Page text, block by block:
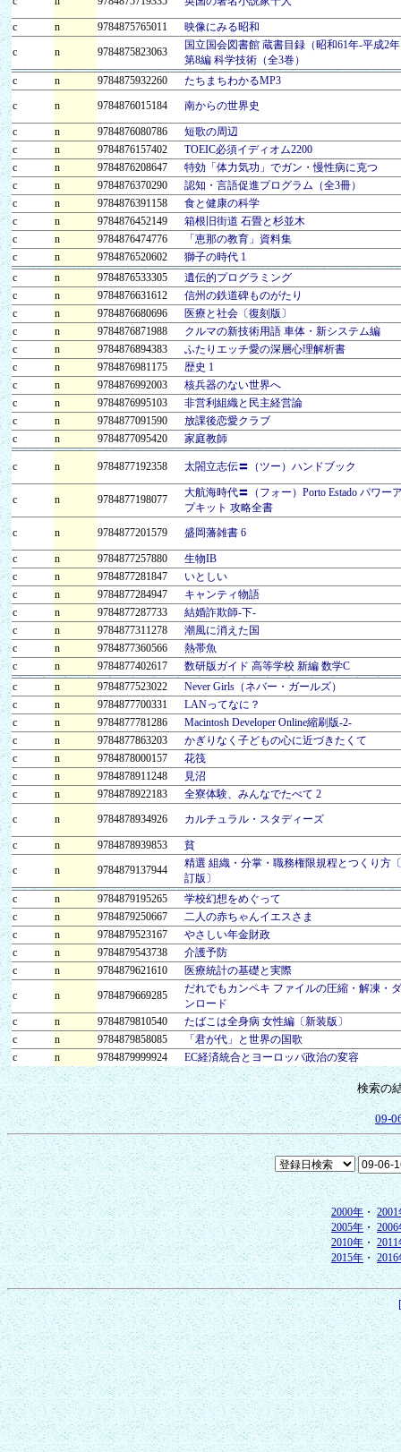
c n 9784875765011
映像にみる昭和
c
n 9784875823063
国立国会図書館 蔵書目録（昭和61年‐平成2
第8編 科学技術（全3巻）
c
n 9784875932260
たちまちわかるMP3
c
n 9784876015184 南からの世界史
c n 9784876080786
短歌の周辺
c
n 9784876157402
TOEIC必須イディオム2200
c
n 9784876208647
特効「体力気功」でガン・慢性病に克つ
c
n 9784876370290
認知・言語促進プログラム（全3冊）
c
n 9784876391158
食と健康の科学
c
n 9784876452149
箱根旧街道 石畳と杉並木
c
n 9784876474776
「恵那の教育」資料集
c
n 9784876520602
獅子の時代 1
c
n 9784876533305
遺伝的プログラミング
c
n 9784876631612
信州の鉄道碑ものがたり
c
n 9784876680696
医療と社会〔復刻版〕
c
n 9784876871988
クルマの新技術用語 車体・新システム編
c
n 9784876894383
ふたりエッチ愛の深層心理解析書
c
n 9784876981175
歴史 1
c
n 9784876992003
核兵器のない世界へ
c
n 9784876995103
非営利組織と民主経営論
c
n 9784877091590
放課後恋愛クラブ
c
n 9784877095420 家庭教師
c n 9784877192358 太閤立志伝〓（ツー）ハンドブック
c n 9784877198077
大航海時代〓（フォー）Porto Estado パワー
プキット 攻略全書
c
n 9784877201579 盛岡藩雑書 6
c n 9784877257880
生物IB
c
n 9784877281847
いとしい
c
n 9784877284947
キャンティ物語
c
n 9784877287733
結婚詐欺師-下-
c
n 9784877311278
潮風に消えた国
c
n 9784877360566
熱帯魚
c
n 9784877402617
数研版ガイド 高等学校 新編 数学C
c
n 9784877523022
Never Girls（ネバー・ガールズ）
c
n 9784877700331
LANってなに？
c
n 9784877781286
Macintosh Developer Online縮刷版-2-
c
n 9784877863203
かぎりなく子どもの心に近づきたくて
c
n 9784878000157
花筏
c
n 9784878911248
見沼
c
n 9784878922183
全寮体験、みんなでたべて 2
c
n 9784878934926 カルチュラル・スタディーズ
c n 9784878939853
貧
c
n 9784879137944
精選 組織・分掌・職務権限規程とつくり方
訂版〕
c
n 9784879195265
学校幻想をめぐって
c
n 9784879250667
二人の赤ちゃんイエスさま
c
n 9784879523167
やさしい年金財政
c
n 9784879543738
介護予防
c
n 9784879621610
医療統計の基礎と実際
c
n 9784879669285
だれでもカンペキ ファイルの圧縮・解凍・
ンロード
c
n 9784879810540
たばこは全身病 女性編〔新装版〕
c
n 9784879858085
「君が代」と世界の国歌
c
n 9784879999924 EC経済統合とヨーロッパ政治の変容
検索の
09-
2000年・2001
2005年・2006
2010年・2011
2015年・2016